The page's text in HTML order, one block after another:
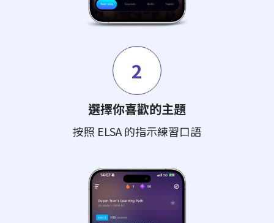
2
選擇你喜歡的主題
按照 ELSA 的指示練習口語